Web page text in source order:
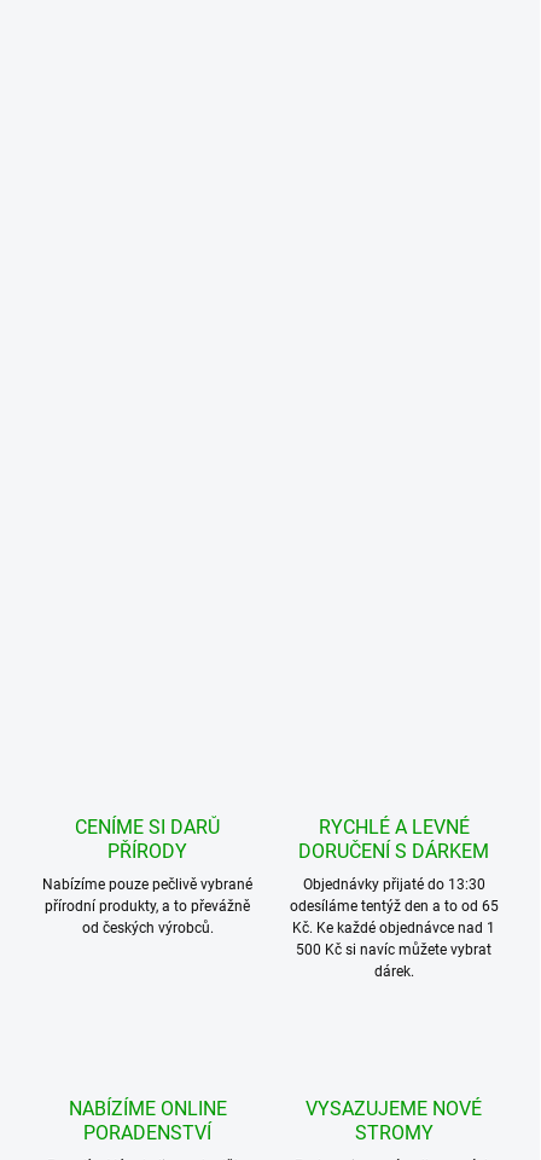
CENÍME SI DARŮ
PŘÍRODY
Nabízíme pouze pečlivě vybrané
přírodní produkty, a to převážně
od českých výrobců.
RYCHLÉ A LEVNÉ
DORUČENÍ S DÁRKEM
Objednávky přijaté do 13:30
odesíláme tentýž den a to od 65
Kč. Ke každé objednávce nad 1
500 Kč si navíc můžete vybrat
dárek.
NABÍZÍME ONLINE
PORADENSTVÍ
VYSAZUJEME NOVÉ
STROMY